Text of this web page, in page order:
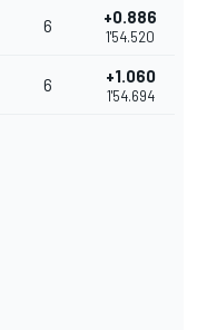
6 +0.886
1'54.520
6 +1.060
1'54.694